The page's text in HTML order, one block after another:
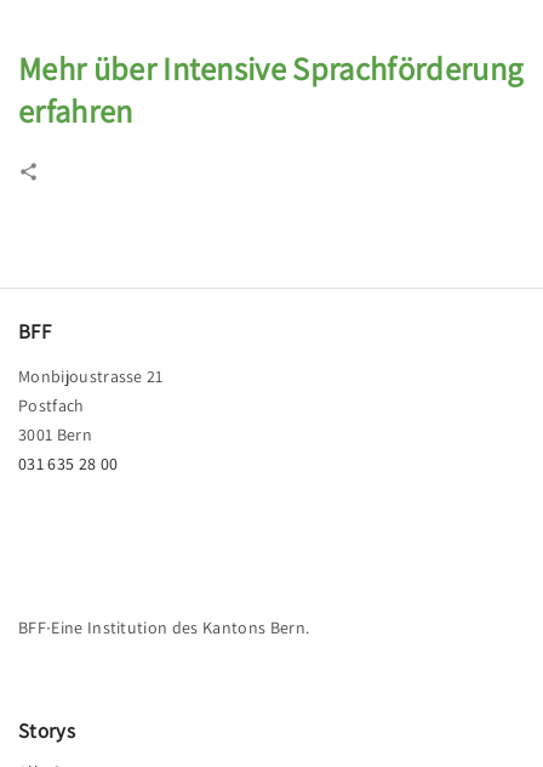
Mehr über Intensive Sprachförderung
erfahren
BFF
Monbijoustrasse 21
Postfach
3001 Bern
031 635 28 00
BFF∙Eine Institution des Kantons Bern.
Storys